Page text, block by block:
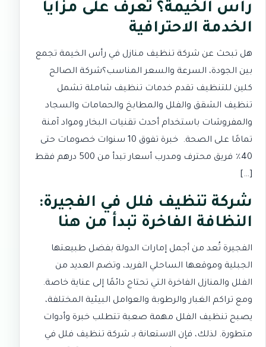
راس الخيمة؟ تعرف على مزايا
الخدمة الاحترافية
هل تبحث عن شركة تنظيف منازل في رأس الخيمة تجمع
بين الجودة، السرعة والسعر المناسب؟شركة الصالح
كلين للتنظيف تقدم خدمات تنظيف شاملة تشمل
تنظيف الشقق والفلل والمطابخ والحمامات والسجاد
والمفروشات باستخدام أحدث تقنيات البخار ومواد آمنة
تمامًا على الصحة. خبرة تفوق 10 سنوات خصومات حتى
40٪ فريق محترف ومدرب أسعار تبدأ من 500 درهم فقط
[…]
شركة تنظيف فلل في الفجيرة:
النظافة الفاخرة تبدأ من هنا
الفجيرة تُعد من أجمل إمارات الدولة بفضل طبيعتها
الجبلية وموقعها الساحلي الفريد، وتضم العديد من
الفلل والمنازل الفاخرة التي تحتاج دائمًا إلى عناية خاصة.
ومع تراكم الغبار والرطوبة والعوامل البيئية المختلفة،
يصبح تنظيف الفلل مهمة صعبة تتطلب خبرة وأدوات
متطورة. لذلك، فإن الاستعانة بـ شركة تنظيف فلل في